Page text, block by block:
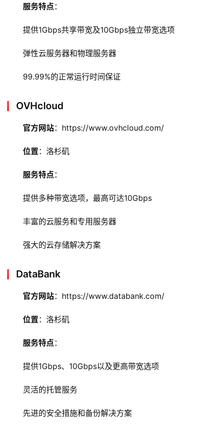
云
服务特点 ：
提供1Gbps共享带宽及10Gbps独立带宽选项
弹性云服务器和物理服务器
99.99%的正常运行时间保证
OVHcloud
官方网站：https://www.ovhcloud.com/
位置 ：洛杉矶
服务特点 ：
提供多种带宽选项，最高可达10Gbps
丰富的云服务和专用服务器
强大的云存储解决方案
DataBank
官方网站：https://www.databank.com/
位置 ：洛杉矶
服务特点 ：
提供1Gbps、10Gbps以及更高带宽选项
灵活的托管服务
先进的安全措施和备份解决方案